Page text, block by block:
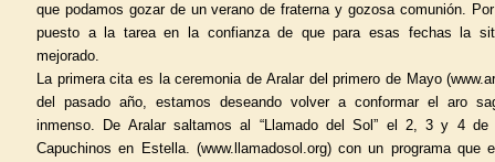
que podamos gozar de un verano de fraterna y gozosa comunión.
puesto a la tarea en la confianza de que para esas fechas la
mejorado.
La primera cita es la ceremonia de Aralar del primero de Mayo
del pasado año, estamos deseando volver a conformar el aro
inmenso. De Aralar saltamos al “Llamado del Sol” el 2, 3 y 4
Capuchinos en Estella. (www.llamadosol.org) con un programa que